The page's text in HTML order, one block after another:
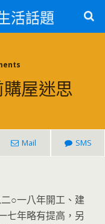
活話題
屋迷思
Mail SMS
○一八年開工、建
七年略有提高，另